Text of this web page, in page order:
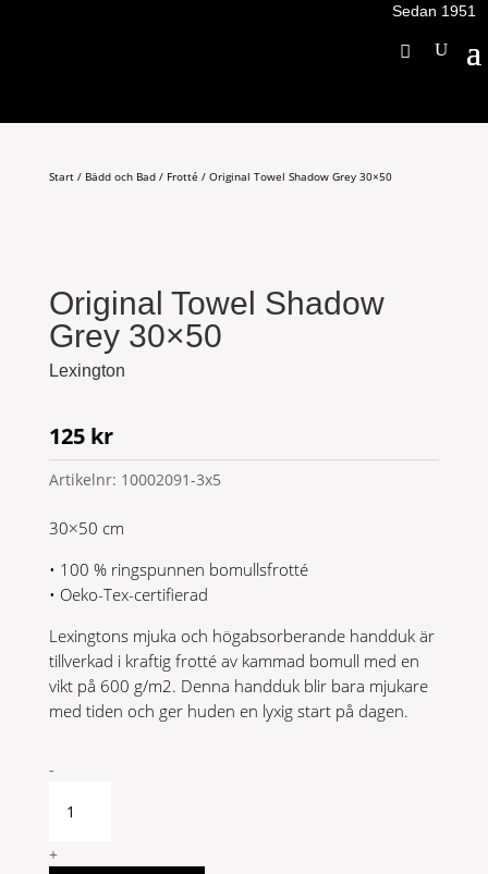
Sedan 1951
Start/ Bädd och Bad/ Frotté / Original Towel Shadow Grey 30×50
Original Towel Shadow
Grey 30×50
Lexington
125 kr
Artikelnr: 10002091-3x5
30×50 cm
• 100 % ringspunnen bomullsfrotté
• Oeko-Tex-certifierad
Lexingtons mjuka och högabsorberande handduk är
tillverkad i kraftig frotté av kammad bomull med en
vikt på 600 g/m2. Denna handduk blir bara mjukare
med tiden och ger huden en lyxig start på dagen.
Original
Shadow
30x50
-
+